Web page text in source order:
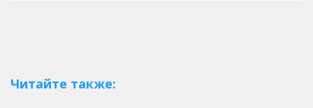
Читайте также: